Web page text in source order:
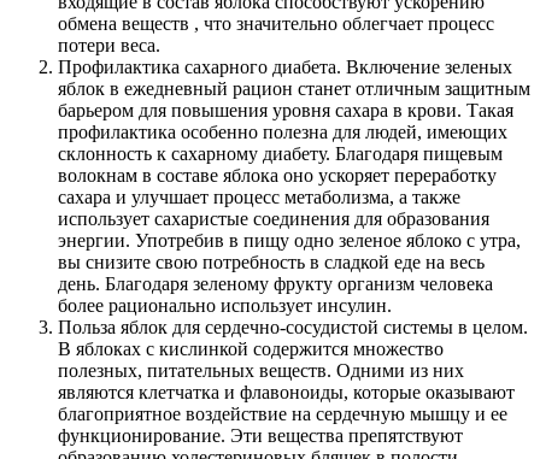
обмена веществ , что значительно облегчает процесс
потери веса.
Профилактика сахарного диабета. Включение зеленых
яблок в ежедневный рацион станет отличным защитным
барьером для повышения уровня сахара в крови. Такая
профилактика особенно полезна для людей, имеющих
склонность к сахарному диабету. Благодаря пищевым
волокнам в составе яблока оно ускоряет переработку
сахара и улучшает процесс метаболизма, а также
использует сахаристые соединения для образования
энергии. Употребив в пищу одно зеленое яблоко с утра,
вы снизите свою потребность в сладкой еде на весь
день. Благодаря зеленому фрукту организм человека
более рационально использует инсулин.
Польза яблок для сердечно-сосудистой системы в целом.
В яблоках с кислинкой содержится множество
полезных, питательных веществ. Одними из них
являются клетчатка и флавоноиды, которые оказывают
благоприятное воздействие на сердечную мышцу и ее
функционирование. Эти вещества препятствуют